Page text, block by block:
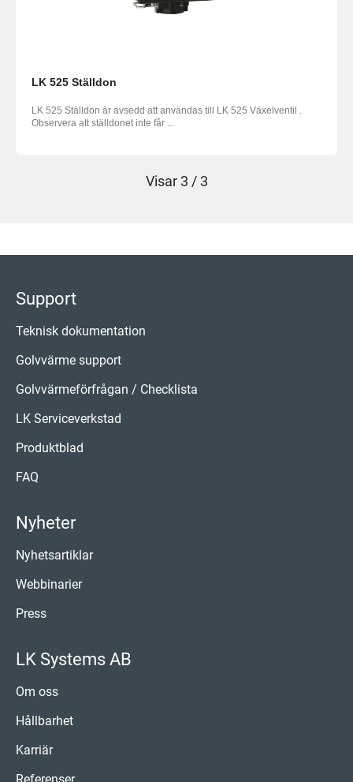
LK 525 Ställdon
LK 525 Ställdon är avsedd att användas till LK 525 Växelventil .
Observera att ställdonet inte får ...
Visar 3 / 3
Support
Teknisk dokumentation
Golvvärme support
Golvvärmeförfrågan / Checklista
LK Serviceverkstad
Produktblad
FAQ
Nyheter
Nyhetsartiklar
Webbinarier
Press
LK Systems AB
Om oss
Hållbarhet
Karriär